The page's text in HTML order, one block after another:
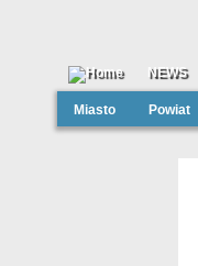
NEWS
Miasto Powiat